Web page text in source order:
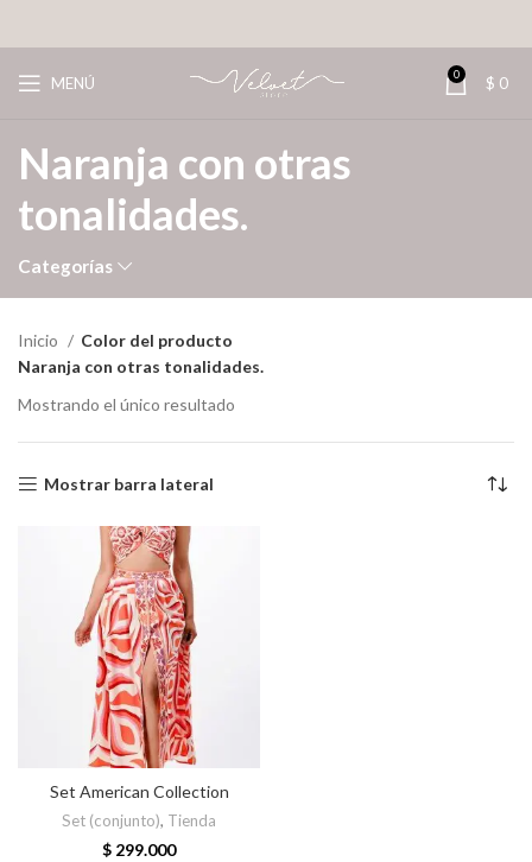
MENÚ 0 $ 0
Naranja con otras
tonalidades.
Categorías
Inicio
Color del producto
Naranja con otras tonalidades.
Mostrando el único resultado
Mostrar barra lateral
Set American Collection
Set (conjunto), Tienda
$ 299.000